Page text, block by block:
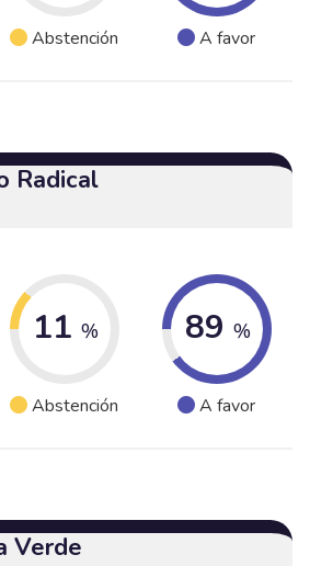
Abstención A favor
Radical
11 %
Abstención
89 %
A favor
Verde